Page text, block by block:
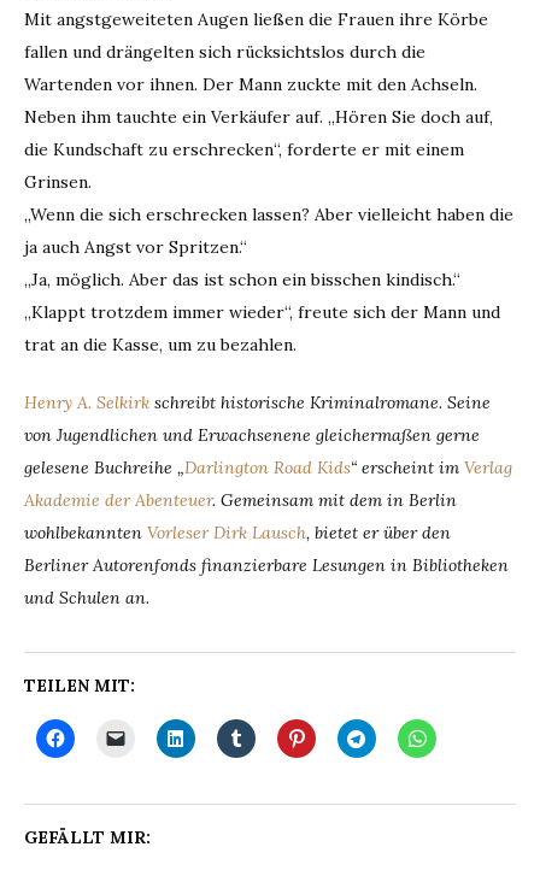
Mit angstgeweiteten Augen ließen die Frauen ihre Körbe
fallen und drängelten sich rücksichtslos durch die
Wartenden vor ihnen. Der Mann zuckte mit den Achseln.
Neben ihm tauchte ein Verkäufer auf. „Hören Sie doch auf,
die Kundschaft zu erschrecken“, forderte er mit einem
Grinsen.
„Wenn die sich erschrecken lassen? Aber vielleicht haben die
ja auch Angst vor Spritzen.“
„Ja, möglich. Aber das ist schon ein bisschen kindisch.“
„Klappt trotzdem immer wieder“, freute sich der Mann und
trat an die Kasse, um zu bezahlen.
Henry A. Selkirk schreibt historische Kriminalromane. Seine
von Jugendlichen und Erwachsenene gleichermaßen gerne
gelesene Buchreihe „Darlington Road Kids“ erscheint im Verlag
Akademie der Abenteuer. Gemeinsam mit dem in Berlin
wohlbekannten Vorleser Dirk Lausch, bietet er über den
Berliner Autorenfonds finanzierbare Lesungen in Bibliotheken
und Schulen an.
TEILEN MIT:
GEFÄLLT MIR: